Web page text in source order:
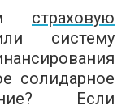
страховую
систему
солидарное
Если